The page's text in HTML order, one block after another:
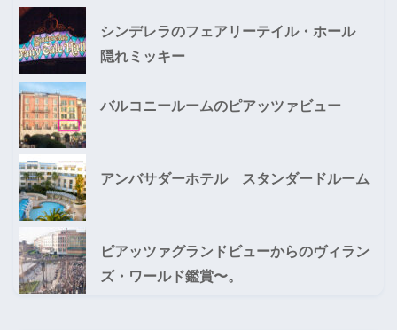
シンデレラのフェアリーテイル・ホール
隠れミッキー
バルコニールームのピアッツァビュー
アンバサダーホテル スタンダードルーム
ピアッツァグランドビューからのヴィラン
ズ・ワールド鑑賞〜。